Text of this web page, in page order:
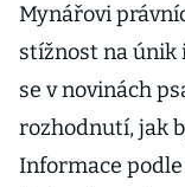
Mynářovi
stížnost na únik
se v novinách
rozhodnutí, jak
Informace